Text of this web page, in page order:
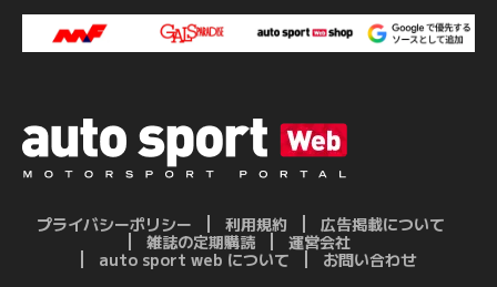
プライバシーポリシー 利用規約
広告掲載について
雑誌の定期購読
運営会社
auto sport web について
お問い合わせ